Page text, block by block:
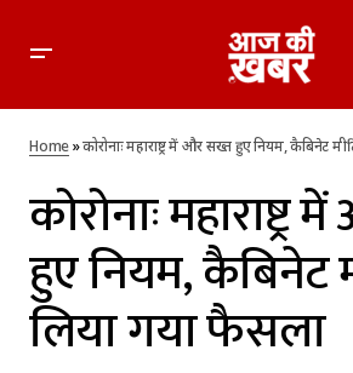
फैसला
Home»कोरोनाः महाराष्ट्र में और सख्त हुए नियम, कैबिनेट
कोरोनाः
हुए नियम, कैबिनेट
लिया गया फैसला